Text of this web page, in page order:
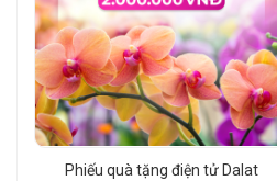
Phiếu quà tặng điện tử Dalat